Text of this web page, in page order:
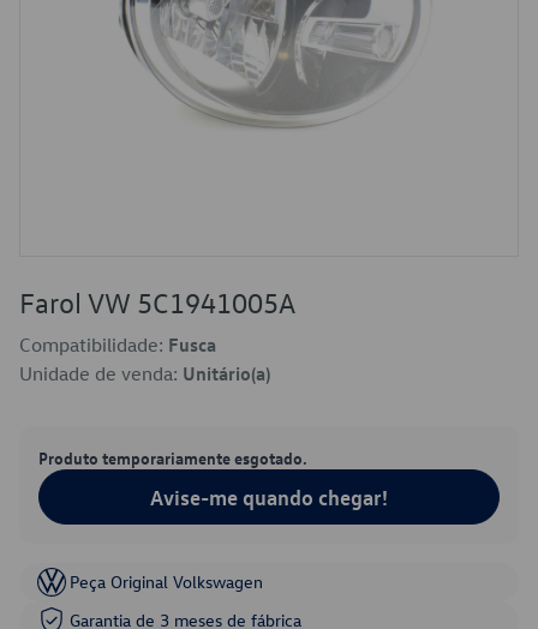
Farol VW 5C1941005A
Compatibilidade: Fusca
Unidade de venda: Unitário(a)
Produto temporariamente esgotado.
Avise-me quando chegar!
Peça Original Volkswagen
Garantia de 3 meses de fábrica